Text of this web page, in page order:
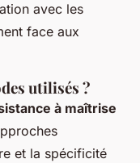
avec les
face aux
utilisés ?
à maîtrise
et la spécificité